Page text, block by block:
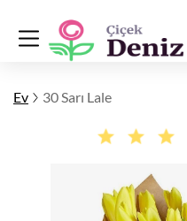
Ev 30 Sarı Lale